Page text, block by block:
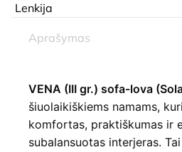
Lenkija
Aprašymas
VENA (III gr.) sofa-lova
šiuolaikiškiems namams,
komfortas, praktiškumas ir
subalansuotas interjeras.